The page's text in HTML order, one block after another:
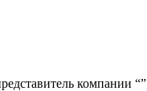
компании “